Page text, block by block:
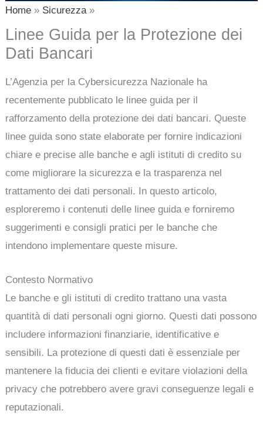
Home Sicurezza
Linee Guida per la Protezione dei
Dati Bancari
L’Agenzia per la Cybersicurezza Nazionale ha
recentemente pubblicato le linee guida per il
rafforzamento della protezione dei dati bancari. Queste
linee guida sono state elaborate per fornire indicazioni
chiare e precise alle banche e agli istituti di credito su
come migliorare la sicurezza e la trasparenza nel
trattamento dei dati personali. In questo articolo,
esploreremo i contenuti delle linee guida e forniremo
suggerimenti e consigli pratici per le banche che
intendono implementare queste misure.
Contesto Normativo
Le banche e gli istituti di credito trattano una vasta
quantità di dati personali ogni giorno. Questi dati possono
includere informazioni finanziarie, identificative e
sensibili. La protezione di questi dati è essenziale per
mantenere la fiducia dei clienti e evitare violazioni della
privacy che potrebbero avere gravi conseguenze legali e
reputazionali.